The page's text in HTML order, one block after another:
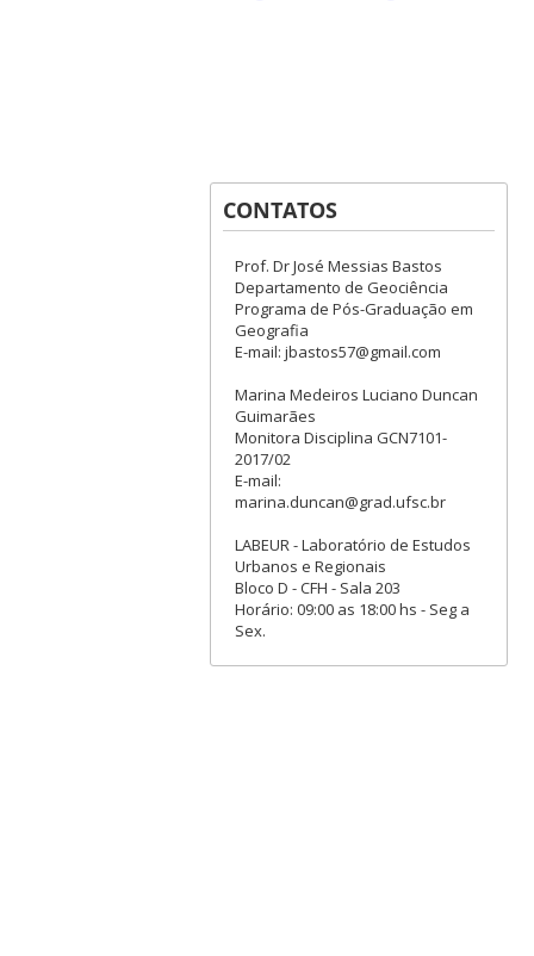
CONTATOS
Prof. Dr José Messias Bastos
Departamento de Geociência
Programa de Pós-Graduação em
Geografia
E-mail: jbastos57@gmail.com
Marina Medeiros Luciano Duncan
Guimarães
Monitora Disciplina GCN7101-
2017/02
E-mail:
marina.duncan@grad.ufsc.br
LABEUR - Laboratório de Estudos
Urbanos e Regionais
Bloco D - CFH - Sala 203
Horário: 09:00 as 18:00 hs - Seg a
Sex.